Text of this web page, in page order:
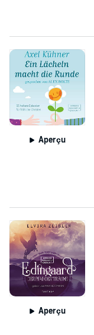
Aperçu
Aperçu